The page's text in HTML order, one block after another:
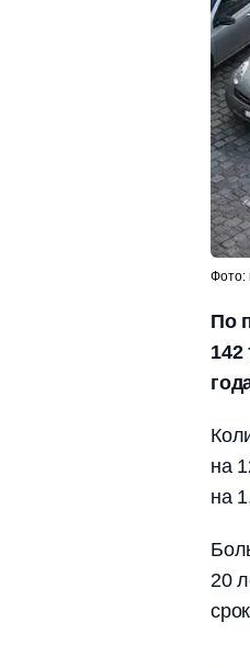
Фото:
По
на
на
20